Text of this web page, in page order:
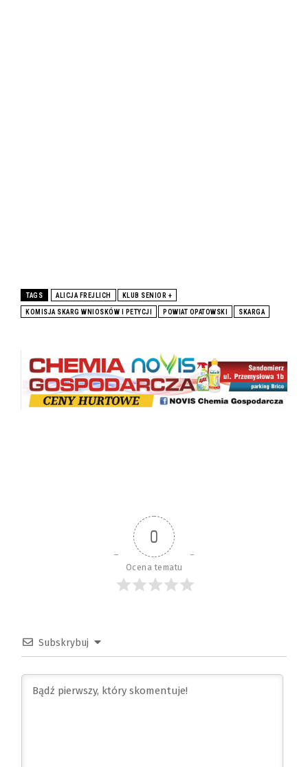
TAGS ALICJA FREJLICH KLUB SENIOR +
KOMISJA SKARG WNIOSKÓW I PETYCJI POWIAT OPATOWSKI SKARGA
0
Ocena tematu
Subskrybuj